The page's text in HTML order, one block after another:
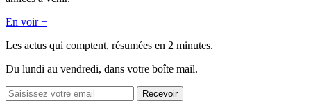
En voir +
Les actus qui comptent, résumées en 2 minutes.
Du lundi au vendredi, dans votre boîte mail.
Recevoir